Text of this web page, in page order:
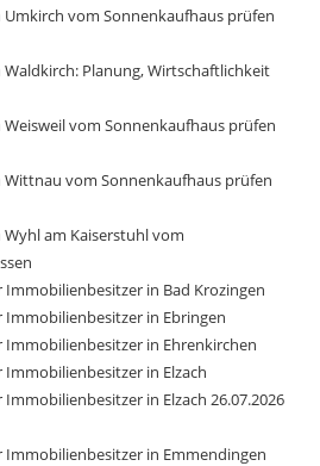
vom Sonnenkaufhaus prüfen
Planung, Wirtschaftlichkeit
vom Sonnenkaufhaus prüfen
vom Sonnenkaufhaus prüfen
am Kaiserstuhl vom
Immobilienbesitzer in Bad Krozingen
Immobilienbesitzer in Ebringen
Immobilienbesitzer in Ehrenkirchen
Immobilienbesitzer in Elzach
in Elzach 26.07.2026
Immobilienbesitzer in Emmendingen